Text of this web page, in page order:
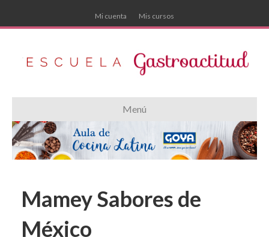
Mi cuenta Mis cursos
Menú
Mamey Sabores de
México